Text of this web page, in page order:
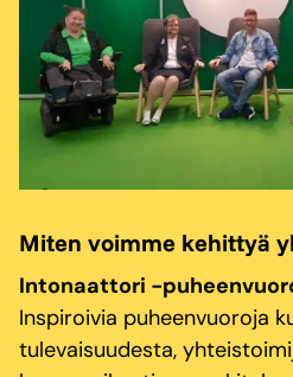
Miten voimme kehittyä
Intonaattori -
Inspiroivia puheenvuoroja
tulevaisuudesta,